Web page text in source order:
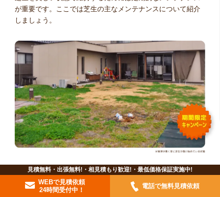
が重要です。 ここでは芝生の主なメンテナンスについて紹介
しましょう。
芝生の水やりの必要性
見積無料・出張無料!・相見積もり歓迎!・最低価格保証実施中!
WEBで見積依頼
24時間受付中！
電話で無料見積依頼